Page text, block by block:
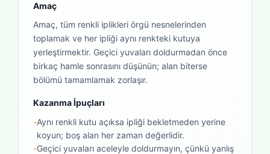
Amaç
Amaç, tüm renkli iplikleri örgü nesnelerinden
toplamak ve her ipliği aynı renkteki kutuya
yerleştirmektir. Geçici yuvaları doldurmadan önce
birkaç hamle sonrasını düşünün; alan biterse
bölümü tamamlamak zorlaşır.
Kazanma İpuçları
-Aynı renkli kutu açıksa ipliği bekletmeden yerine
koyun; boş alan her zaman değerlidir.
-Geçici yuvaları aceleyle doldurmayın, çünkü yanlış